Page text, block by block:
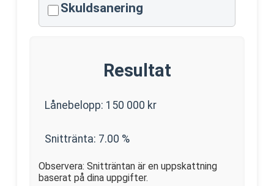
Skuldsanering
Resultat
Lånebelopp: 150 000 kr
Snittränta: 7.00 %
Observera: Snitträntan är en uppskattning
baserat på dina uppgifter.